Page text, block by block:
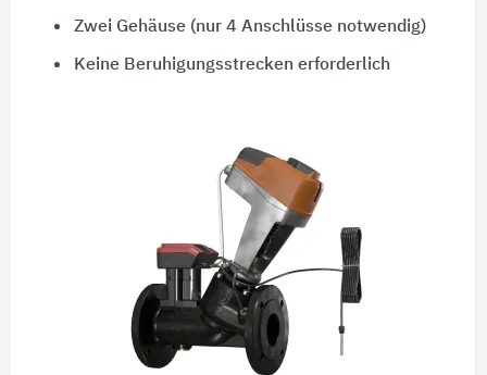
Zwei Gehäuse (nur 4 Anschlüsse notwendig)
Keine Beruhigungsstrecken erforderlich